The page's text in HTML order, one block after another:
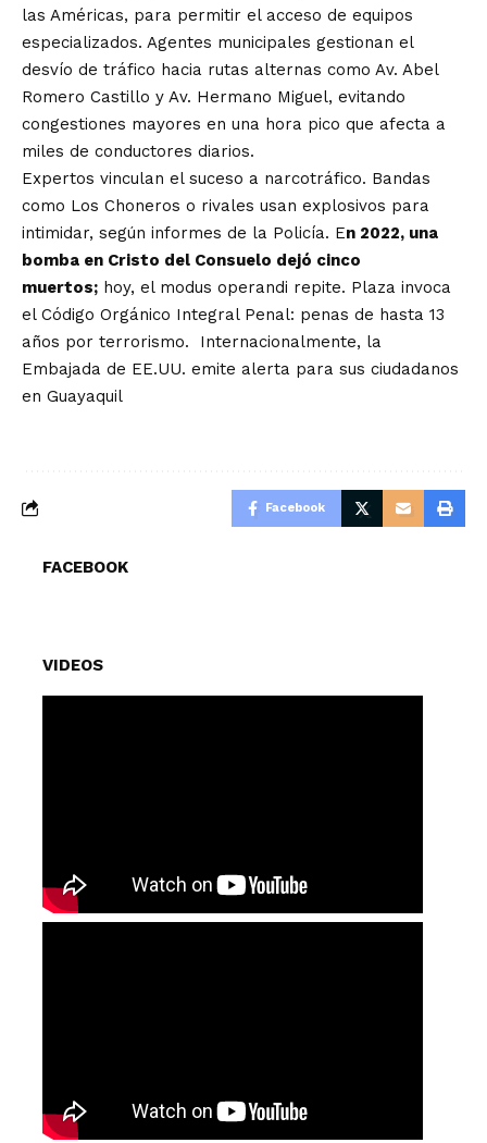
las Américas, para permitir el acceso de equipos
especializados. Agentes municipales gestionan el
desvío de tráfico hacia rutas alternas como Av. Abel
Romero Castillo y Av. Hermano Miguel, evitando
congestiones mayores en una hora pico que afecta a
miles de conductores diarios.
Expertos vinculan el suceso a narcotráfico. Bandas
como Los Choneros o rivales usan explosivos para
intimidar, según informes de la Policía. En 2022, una
bomba en Cristo del Consuelo dejó cinco
muertos; hoy, el modus operandi repite. Plaza invoca
el Código Orgánico Integral Penal: penas de hasta 13
años por terrorismo. Internacionalmente, la
Embajada de EE.UU. emite alerta para sus ciudadanos
en Guayaquil
Facebook
FACEBOOK
VIDEOS